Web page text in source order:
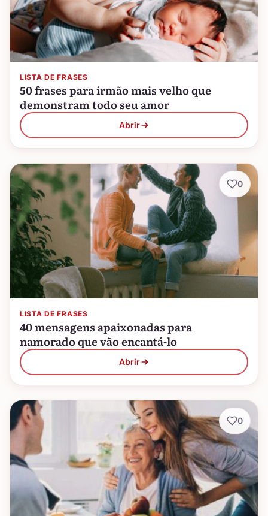
LISTA DE FRASES
50 frases para irmão mais velho que
demonstram todo seu amor
Abrir
LISTA DE FRASES
40 mensagens apaixonadas para
namorado que vão encantá-lo
Abrir
0
0